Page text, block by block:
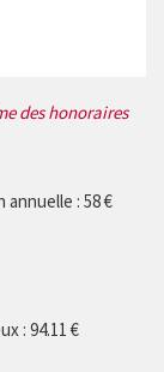
des honoraires
: 58 €
: 94.11 €